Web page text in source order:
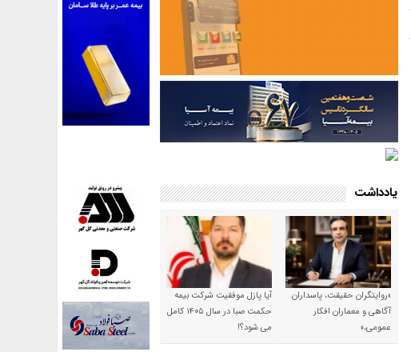
یادداشت
«روایتگران حقیقت، پاسداران
آگاهی و معماران افکار
عمومی،»
آیا پازل موفقیت شرکت بیمه
حکمت صبا در سال ۱۴۰۵ کامل
می شود؟!